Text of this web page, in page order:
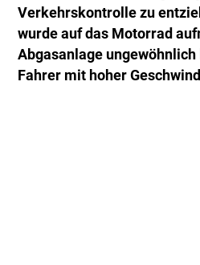
Verkehrskontrolle zu
wurde auf das Motorrad
Abgasanlage
Fahrer mit hoher